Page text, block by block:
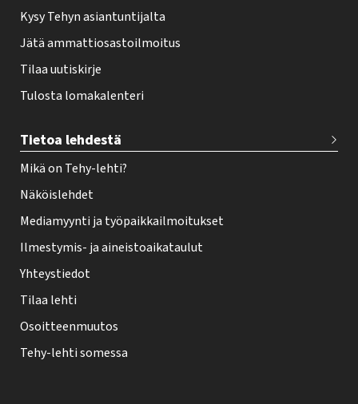
Kysy Tehyn asiantuntijalta
Jätä ammattiosastoilmoitus
Tilaa uutiskirje
Tulosta lomakalenteri
Tietoa lehdestä
Mikä on Tehy-lehti?
Näköislehdet
Mediamyynti ja työpaikkailmoitukset
Ilmestymis- ja aineistoaikataulut
Yhteystiedot
Tilaa lehti
Osoitteenmuutos
Tehy-lehti somessa